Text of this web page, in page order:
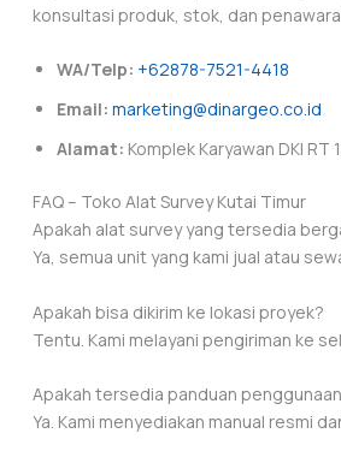
konsultasi produk, stok, dan
WA/Telp: +62878-7521-4418
Email: marketing@dinargeo.co.id
Alamat: Komplek Karyawan DKI RT
FAQ – Toko Alat Survey Kutai Timur
Apakah alat survey yang tersedia
Ya, semua unit yang kami jual atau
Apakah bisa dikirim ke lokasi proyek?
Tentu. Kami melayani pengiriman ke
Apakah tersedia panduan
Ya. Kami menyediakan manual resmi